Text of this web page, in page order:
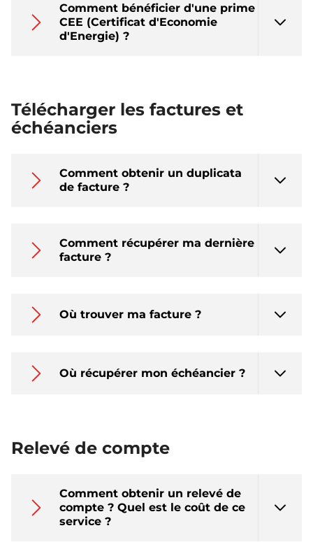
Comment bénéficier d'une prime
CEE (Certificat d'Economie
d'Energie) ?
Télécharger les factures et
échéanciers
Comment obtenir un duplicata
de facture ?
Comment récupérer ma dernière
facture ?
Où trouver ma facture ?
Où récupérer mon échéancier ?
Relevé de compte
Comment obtenir un relevé de
compte ? Quel est le coût de ce
service ?